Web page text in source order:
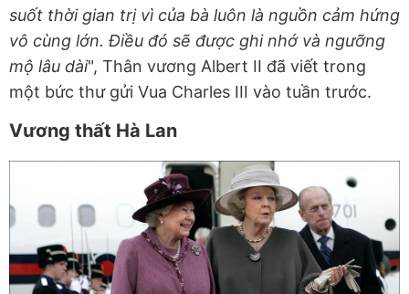
suốt thời gian trị vì của bà luôn là nguồn cảm hứng
vô cùng lớn. Điều đó sẽ được ghi nhớ và ngưỡng
mộ lâu dài", Thân vương Albert II đã viết trong
một bức thư gửi Vua Charles III vào tuần trước.
Vương thất Hà Lan